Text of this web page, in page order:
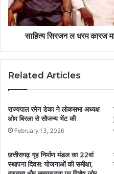
साहित्य सिरजन ल धरम कारज
Related Articles
राज्यपाल रमेन डेका ने लोकसभा अध्यक्ष
ओम बिरला से सौजन्य भेंट की
February 13, 2026
छत्तीसगढ़ गृह निर्माण मंडल का 22वां
स्थापना दिवस: योजनाओं की समीक्षा,